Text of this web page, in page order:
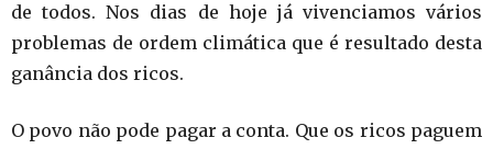
de todos. Nos dias de hoje já vivenciamos vários
problemas de ordem climática que é resultado desta
ganância dos ricos.
O povo não pode pagar a conta. Que os ricos paguem